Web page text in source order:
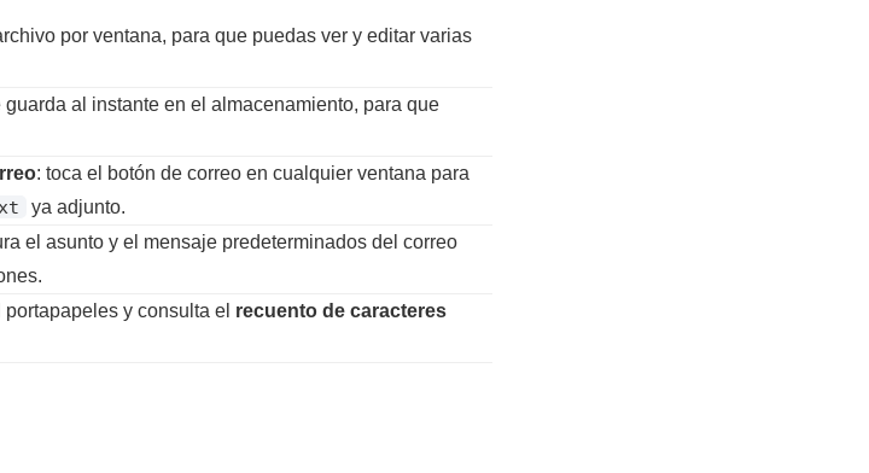
por ventana, para que puedas ver y editar varias
guarda al instante en el almacenamiento, para que
: toca el botón de correo en cualquier ventana para
ya adjunto.
el asunto y el mensaje predeterminados del correo
portapapeles y consulta el recuento de caracteres